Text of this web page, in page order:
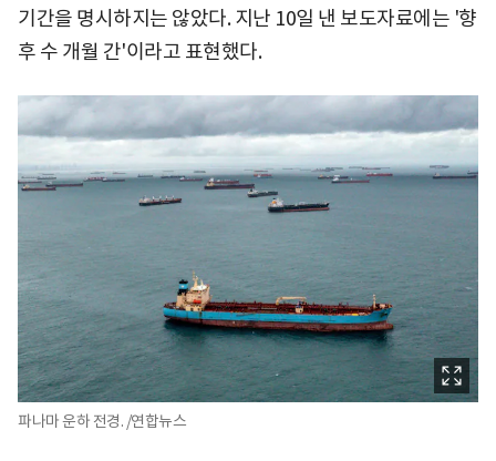
기간을 명시하지는 않았다. 지난 10일 낸 보도자료에는 '향
후 수 개월 간'이라고 표현했다.
파나마 운하 전경. /연합뉴스